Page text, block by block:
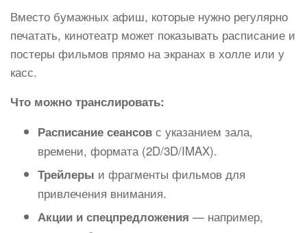
Вместо бумажных афиш, которые нужно регулярно
печатать, кинотеатр может показывать расписание и
постеры фильмов прямо на экранах в холле или у
касс.
Что можно транслировать:
Расписание сеансов с указанием зала,
времени, формата (2D/3D/IMAX).
Трейлеры и фрагменты фильмов для
привлечения внимания.
Акции и спецпредложения — например,